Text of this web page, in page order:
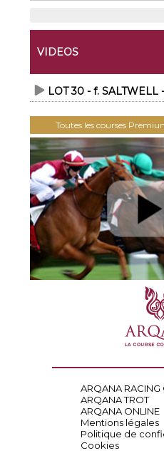
VIDEOS
LOT 30 - f.
Toutes les courses
ARQANA RACING
ARQANA TROT
ARQANA ONLINE
Mentions légales
Politique de
Cookies